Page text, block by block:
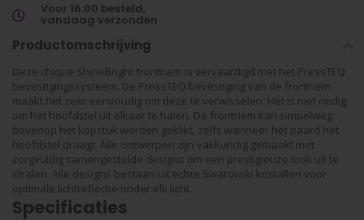
Voor 16:00 besteld,
vandaag verzonden
Productomschrijving
Deze chique ShineBright frontriem is vervaardigd met het PressTEQ
bevestigingssysteem. De PressTEQ bevestiging van de frontriem
maakt het zeer eenvoudig om deze te verwisselen. Het is niet nodig
om het hoofdstel uit elkaar te halen. De frontriem kan simpelweg
bovenop het kopstuk worden geklikt, zelfs wanneer het paard het
hoofdstel draagt. Alle ontwerpen zijn vakkundig gemaakt met
zorgvuldig samengestelde designs om een prestigieuze look uit te
stralen. Alle designs bestaan uit echte Swarovski kristallen voor
optimale lichtreflectie onder elk licht.
Specificaties